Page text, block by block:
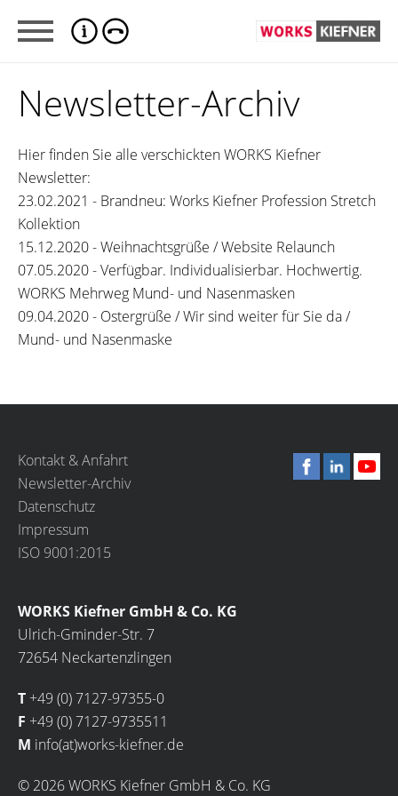
Newsletter-Archiv
Hier finden Sie alle verschickten WORKS Kiefner
Newsletter:
23.02.2021 - Brandneu: Works Kiefner Profession Stretch
Kollektion
15.12.2020 - Weihnachtsgrüße / Website Relaunch
07.05.2020 - Verfügbar. Individualisierbar. Hochwertig.
WORKS Mehrweg Mund- und Nasenmasken
09.04.2020 - Ostergrüße / Wir sind weiter für Sie da /
Mund- und Nasenmaske
Kontakt & Anfahrt
Newsletter-Archiv
Datenschutz
Impressum
ISO 9001:2015
WORKS Kiefner GmbH & Co. KG
Ulrich-Gminder-Str. 7
72654 Neckartenzlingen
T +49 (0) 7127-97355-0
F +49 (0) 7127-9735511
M info(at)works-kiefner.de
© 2026 WORKS Kiefner GmbH & Co. KG